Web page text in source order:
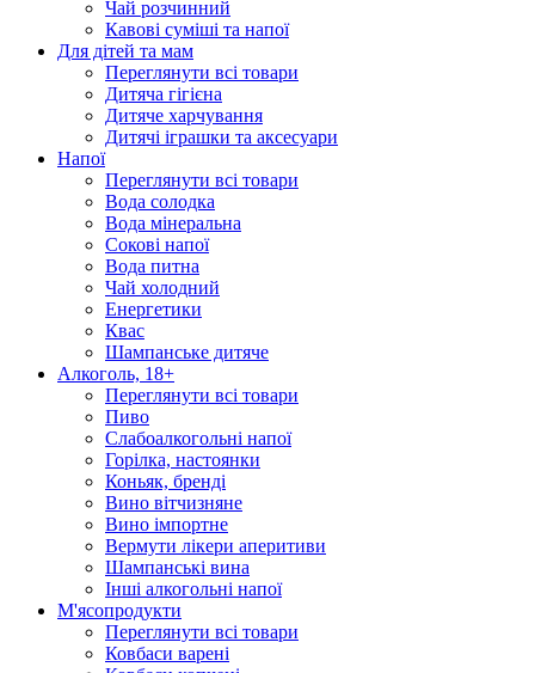
Чай розчинний
Кавові суміші та напої
Для дітей та мам
Переглянути всі товари
Дитяча гігієна
Дитяче харчування
Дитячі іграшки та аксесуари
Напої
Переглянути всі товари
Вода солодка
Вода мінеральна
Сокові напої
Вода питна
Чай холодний
Енергетики
Квас
Шампанське дитяче
Алкоголь, 18+
Переглянути всі товари
Пиво
Слабоалкогольні напої
Горілка, настоянки
Коньяк, бренді
Вино вітчизняне
Вино імпортне
Вермути лікери аперитиви
Шампанські вина
Інші алкогольні напої
М'ясопродукти
Переглянути всі товари
Ковбаси варені